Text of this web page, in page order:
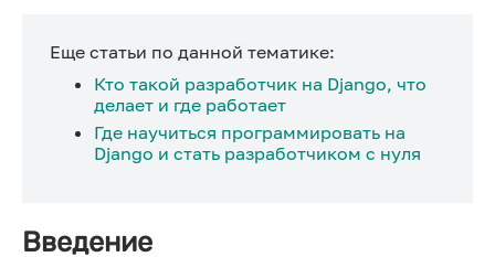
Еще статьи по данной тематике:
Кто такой разработчик на Django, что
делает и где работает
Где научиться программировать на
Django и стать разработчиком с нуля
Введение